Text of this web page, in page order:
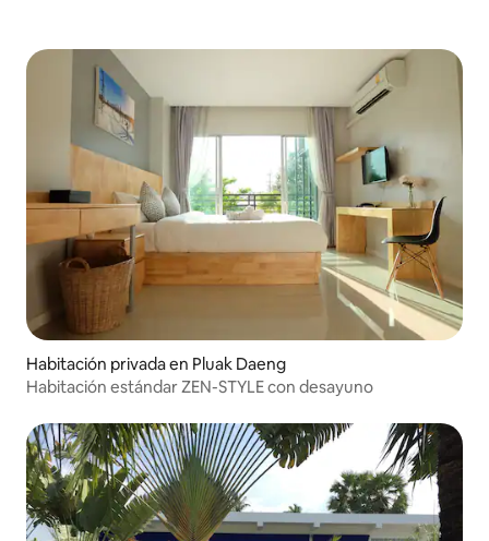
Habitación privada en Pluak Daeng
Habitación estándar ZEN-STYLE con desayuno